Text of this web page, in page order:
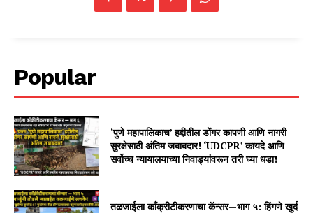
Popular
‘पुणे महापालिकाच’ हद्दीतील डोंगर कापणी आणि नागरी
सुरक्षेसाठी अंतिम जबाबदार! ‘UDCPR’ कायदे आणि
सर्वोच्च न्यायालयाच्या निवाड्यांवरून तरी घ्या धडा!
तळजाईला काँक्रीटीकरणाचा कॅन्सर—भाग ५: हिंगणे खुर्द